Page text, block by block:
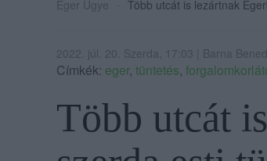
Eger Ügye Több utcát is lezártnak
2022. júl. 20. Szerda, 17:03 | Barna
Címkék: eger, tüntetés,
Több utcát